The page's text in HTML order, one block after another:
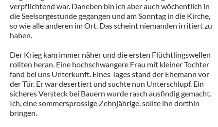
verpflichtend war. Daneben bin ich aber auch wöchentlich in
die Seelsorgestunde gegangen und am Sonntag in die Kirche,
so wie alle anderen im Ort. Das scheint niemanden irritiert zu
haben.
Der Krieg kam immer näher und die ersten Flüchtlingswellen
rollten heran. Eine hochschwangere Frau mit kleiner Tochter
fand bei uns Unterkunft. Eines Tages stand der Ehemann vor
der Tür. Er war desertiert und suchte nun Unterschlupf. Ein
sicheres Versteck bei Bauern wurde rasch ausfindig gemacht.
Ich, eine sommersprossige Zehnjährige, sollte ihn dorthin
bringen.